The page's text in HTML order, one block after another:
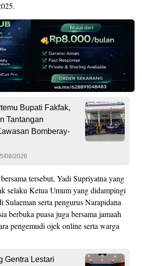
Bupati Fakfak,
Tantangan
Bomberay-
5/08/2026
tersebut, Yadi Supriyatna yang
selaku Ketua Umum yang didampingi
Sulaeman serta pengurus Narapidana
berbuka puasa juga bersama jamaah
pengemudi ojek online serta warga
Gentra Lestari